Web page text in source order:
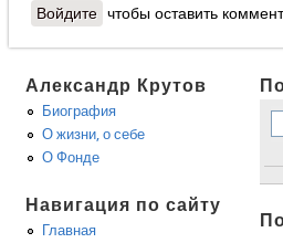
Войдите чтобы оставить
Александр Крутов
Биография
О жизни, о себе
О Фонде
Навигация по сайту
Главная